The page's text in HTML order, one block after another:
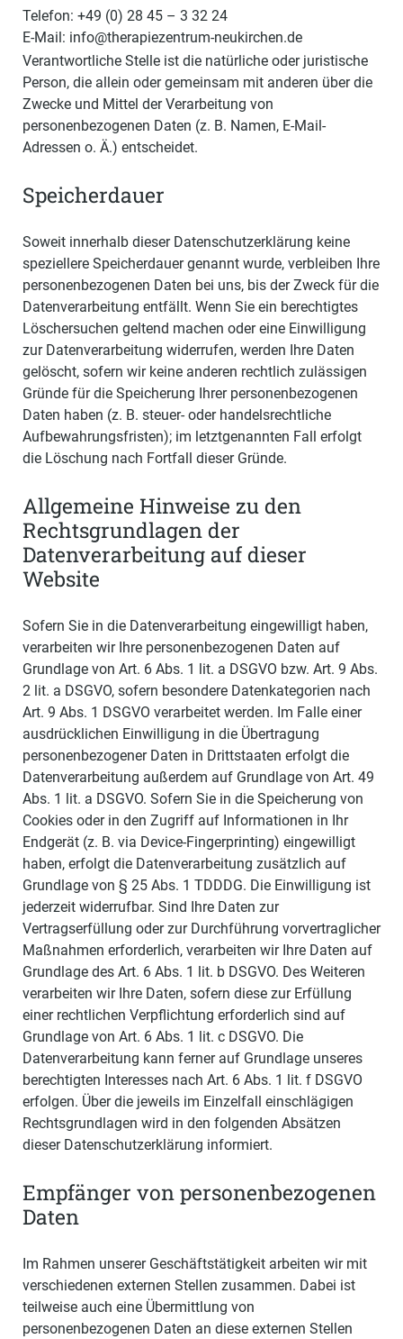
Telefon: +49 (0) 28 45 – 3 32 24
E-Mail: info@therapiezentrum-neukirchen.de
Verantwortliche Stelle ist die natürliche oder juristische
Person, die allein oder gemeinsam mit anderen über die
Zwecke und Mittel der Verarbeitung von
personenbezogenen Daten (z. B. Namen, E-Mail-
Adressen o. Ä.) entscheidet.
Speicherdauer
Soweit innerhalb dieser Datenschutzerklärung keine
speziellere Speicherdauer genannt wurde, verbleiben Ihre
personenbezogenen Daten bei uns, bis der Zweck für die
Datenverarbeitung entfällt. Wenn Sie ein berechtigtes
Löschersuchen geltend machen oder eine Einwilligung
zur Datenverarbeitung widerrufen, werden Ihre Daten
gelöscht, sofern wir keine anderen rechtlich zulässigen
Gründe für die Speicherung Ihrer personenbezogenen
Daten haben (z. B. steuer- oder handelsrechtliche
Aufbewahrungsfristen); im letztgenannten Fall erfolgt
die Löschung nach Fortfall dieser Gründe.
Allgemeine Hinweise zu den
Rechtsgrundlagen der
Datenverarbeitung auf dieser
Website
Sofern Sie in die Datenverarbeitung eingewilligt haben,
verarbeiten wir Ihre personenbezogenen Daten auf
Grundlage von Art. 6 Abs. 1 lit. a DSGVO bzw. Art. 9 Abs.
2 lit. a DSGVO, sofern besondere Datenkategorien nach
Art. 9 Abs. 1 DSGVO verarbeitet werden. Im Falle einer
ausdrücklichen Einwilligung in die Übertragung
personenbezogener Daten in Drittstaaten erfolgt die
Datenverarbeitung außerdem auf Grundlage von Art. 49
Abs. 1 lit. a DSGVO. Sofern Sie in die Speicherung von
Cookies oder in den Zugriff auf Informationen in Ihr
Endgerät (z. B. via Device-Fingerprinting) eingewilligt
haben, erfolgt die Datenverarbeitung zusätzlich auf
Grundlage von § 25 Abs. 1 TDDDG. Die Einwilligung ist
jederzeit widerrufbar. Sind Ihre Daten zur
Vertragserfüllung oder zur Durchführung vorvertraglicher
Maßnahmen erforderlich, verarbeiten wir Ihre Daten auf
Grundlage des Art. 6 Abs. 1 lit. b DSGVO. Des Weiteren
verarbeiten wir Ihre Daten, sofern diese zur Erfüllung
einer rechtlichen Verpflichtung erforderlich sind auf
Grundlage von Art. 6 Abs. 1 lit. c DSGVO. Die
Datenverarbeitung kann ferner auf Grundlage unseres
berechtigten Interesses nach Art. 6 Abs. 1 lit. f DSGVO
erfolgen. Über die jeweils im Einzelfall einschlägigen
Rechtsgrundlagen wird in den folgenden Absätzen
dieser Datenschutzerklärung informiert.
Empfänger von personenbezogenen
Daten
Im Rahmen unserer Geschäftstätigkeit arbeiten wir mit
verschiedenen externen Stellen zusammen. Dabei ist
teilweise auch eine Übermittlung von
personenbezogenen Daten an diese externen Stellen